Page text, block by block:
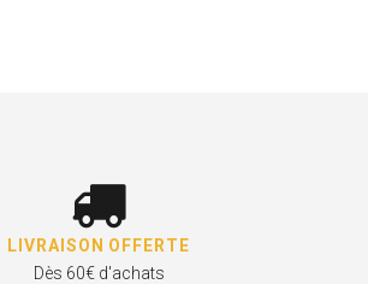
LIVRAISON OFFERTE
Dès 60€ d'achats